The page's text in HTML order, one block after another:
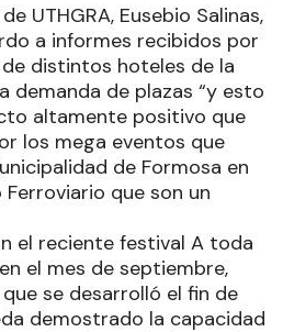
UTHGRA, Eusebio Salinas,
a informes recibidos por
distintos hoteles de la
demanda de plazas “y esto
altamente positivo que
los mega eventos que
de Formosa en
que son un
el reciente festival A toda
el mes de septiembre,
se desarrolló el fin de
demostrado la capacidad